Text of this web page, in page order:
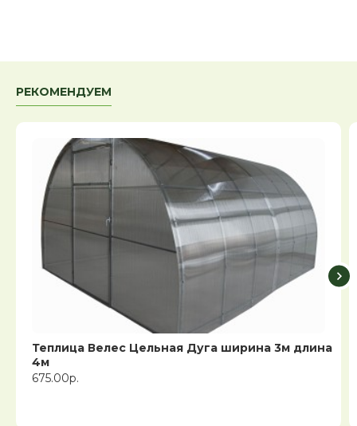
РЕКОМЕНДУЕМ
Теплица Велес Цельная Дуга ширина 3м длина
4м
675.00р.